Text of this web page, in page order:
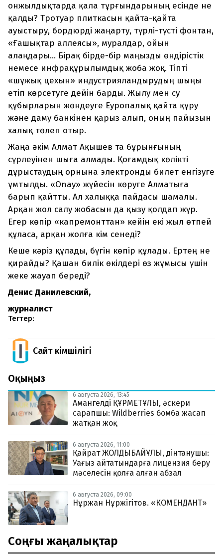
онжылдықтарда қала тұрғындарының есінде не
қалды? Тротуар плиткасын қайта-қайта
ауыстыру, бордюрді жаңарту, түрлі-түсті фонтан,
«Ғашықтар аллеясы», муралдар, ойын
алаңдары… Бірақ бірде-бір маңызды өндірістік
немесе инфрақұрылымдық жоба жоқ. Тіпті
«шұжық цехын» индустрияландырудың шыңы
етіп көрсетуге дейін барды. Жылу мен су
құбырларын жөндеуге Еуропалық қайта құру
және даму банкінен қарыз алып, оның пайызын
халық төлеп отыр.
Жаңа әкім Алмат Ақышев та бұрынғының
сүрлеуінен шыға алмады. Қоғамдық көлікті
дұрыстаудың орнына электронды билет енгізуге
ұмтылды. «Onay» жүйесін көруге Алматыға
барып қайтты. Ал халыққа пайдасы шамалы.
Арқан жол салу жобасын да қызу қолдап жүр.
Егер көпір «капремонттан» кейін екі жыл өтпей
құласа, арқан жолға кім сенеді?
Кеше кәріз құлады, бүгін көпір құлады. Ертең не
қирайды? Қашан билік өкілдері өз жұмысы үшін
жеке жауап береді?
Денис Данилевский,
журналист
Тегтер:
Сайт Әкімшілігі
Оқыңыз
6 августа 2026, 13:45
Амангелді ҚҰРМЕТҰЛЫ, әскери
сарапшы: Wildberries бомба жасап
жатқан жоқ
6 августа 2026, 11:00
Қайрат ЖОЛДЫБАЙҰЛЫ, дінтанушы:
Уағыз айтатындарға лицензия беру
мәселесін қолға алған абзал
6 августа 2026, 09:00
Нұржан Нұржігітов. «КОМЕНДАНТ»
Соңғы жаңалықтар